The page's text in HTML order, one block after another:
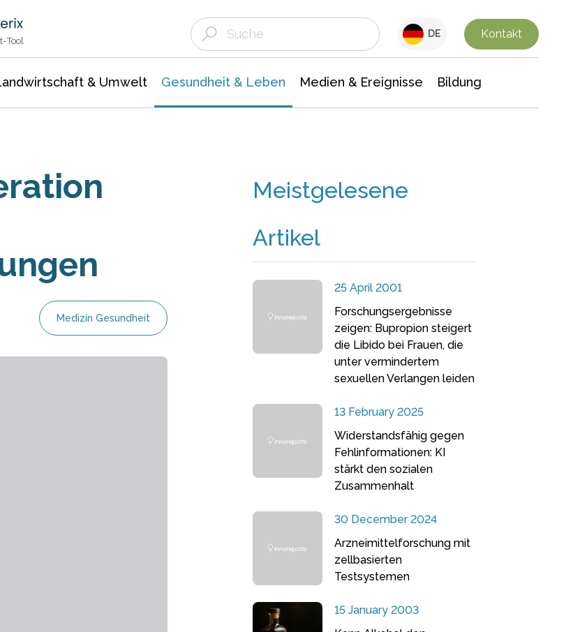
Tool
DE Kontakt
& Umwelt Gesundheit & Leben Medien & Ereignisse Bildung
Medizin Gesundheit
Meistgelesene
Artikel
25 April 2001
Forschungsergebnisse
zeigen: Bupropion steigert
die Libido bei Frauen, die
unter vermindertem
sexuellen Verlangen leiden
13 February 2025
Widerstandsfähig gegen
Fehlinformationen: KI
stärkt den sozialen
Zusammenhalt
30 December 2024
Arzneimittelforschung mit
zellbasierten
Testsystemen
15 January 2003